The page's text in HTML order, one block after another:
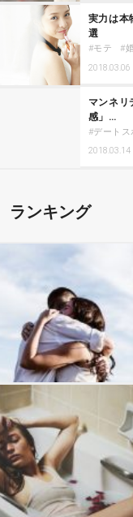
実力は本
選
モテ
2018.03.06
マンネリ
感」…
デートス
2018.03.14
ランキング